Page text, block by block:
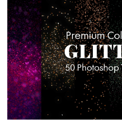
कृपया चुने